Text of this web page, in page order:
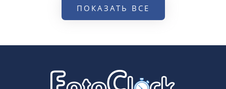
ПОКАЗАТЬ ВСЕ